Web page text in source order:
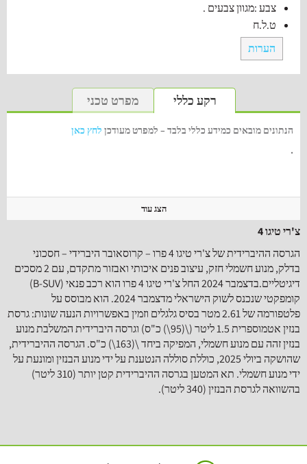
צבע :מגוון צבעים .
ט.ל.ח
הערות
רקע כללי מפרט טכני
הנתונים מובאים כמידע כללי בלבד – למפרט מעודכן לחץ כאן
.
הצג עוד
צ'רי טיגו 4
הגרסה ההיברידית של צ'רי טיגו 4 פרו – קרוסאובר היברידי – חסכוני
בדלק, מנוע חשמלי חזק, עיצוב פנים איכותי ואבזור מתקדם, עם 2 מסכים
דיגיטליים.בדצמבר 2024 החל צ'רי טיגו 4 פרו הוא רכב פנאי (B-SUV)
קומפקטי שנכנס לשוק הישראלי מדצמבר 2024. הוא מבוסס על
פלטפורמה של 2.61 מטר בסיס גלגלים וזמין באפשרויות הנעה שונות: גרסת
בנזין אטמוספרית 1.5 ליטר (\(95\) כ"ס) וגרסה היברידית המשלבת מנוע
בנזין זהה עם מנוע חשמלי, המפיקה ביחד \(163\) כ"ס. הגרסה ההיברידית,
שהושקה ביולי 2025, כוללת סוללה הנטענת על ידי מנוע הבנזין ומונעת על
ידי מנוע חשמלי. תא המטען בגרסה ההיברידית קטן יותר (310 ליטר)
בהשוואה לגרסת הבנזין (340 ליטר).